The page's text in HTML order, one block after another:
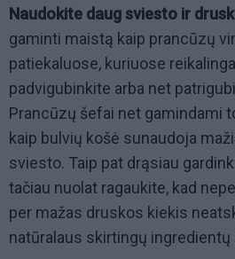
Naudokite daug sviesto ir
gaminti maistą kaip prancūzų
patiekaluose, kuriuose
padvigubinkite arba net
Prancūzų šefai net gamindami
kaip bulvių košė sunaudoja
sviesto. Taip pat drąsiau
tačiau nuolat ragaukite, kad
per mažas druskos kiekis
natūralaus skirtingų ingredientų